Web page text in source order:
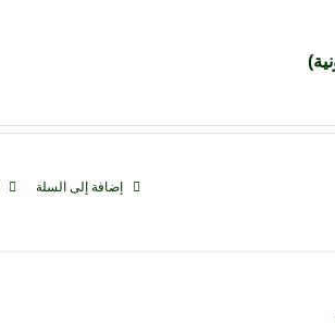
إضافة إلى السلة